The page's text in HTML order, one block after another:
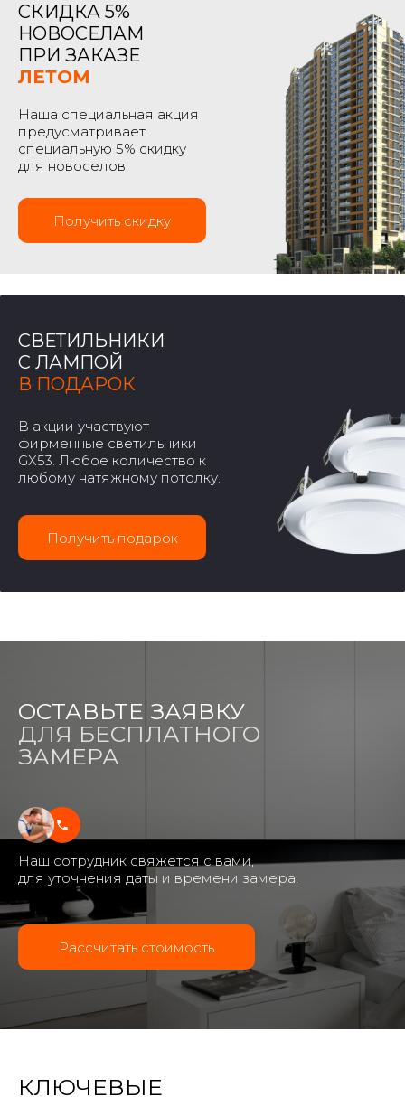
СВЕТИЛЬНИКИ
С ЛАМПОЙ
В ПОДАРОК
В акции участвуют
фирменные светильники
GX53. Любое количество к
любому натяжному потолку.
Получить подарок
СКИДКА 5%
НОВОСЕЛАМ
ПРИ ЗАКАЗЕ
ЛЕТОМ
Наша специальная акция
предусматривает
специальную 5% скидку
для новоселов.
Получить скидку
Наш сотрудник свяжется с вами,
для уточнения даты и времени замера.
ОСТАВЬТЕ ЗАЯВКУ
ДЛЯ БЕСПЛАТНОГО
ЗАМЕРА
Рассчитать стоимость
КЛЮЧЕВЫЕ